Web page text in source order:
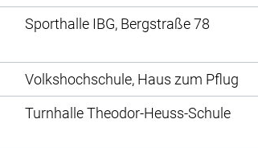
Sporthalle IBG, Bergstraße 78
Volkshochschule, Haus zum Pflug
Turnhalle Theodor-Heuss-Schule